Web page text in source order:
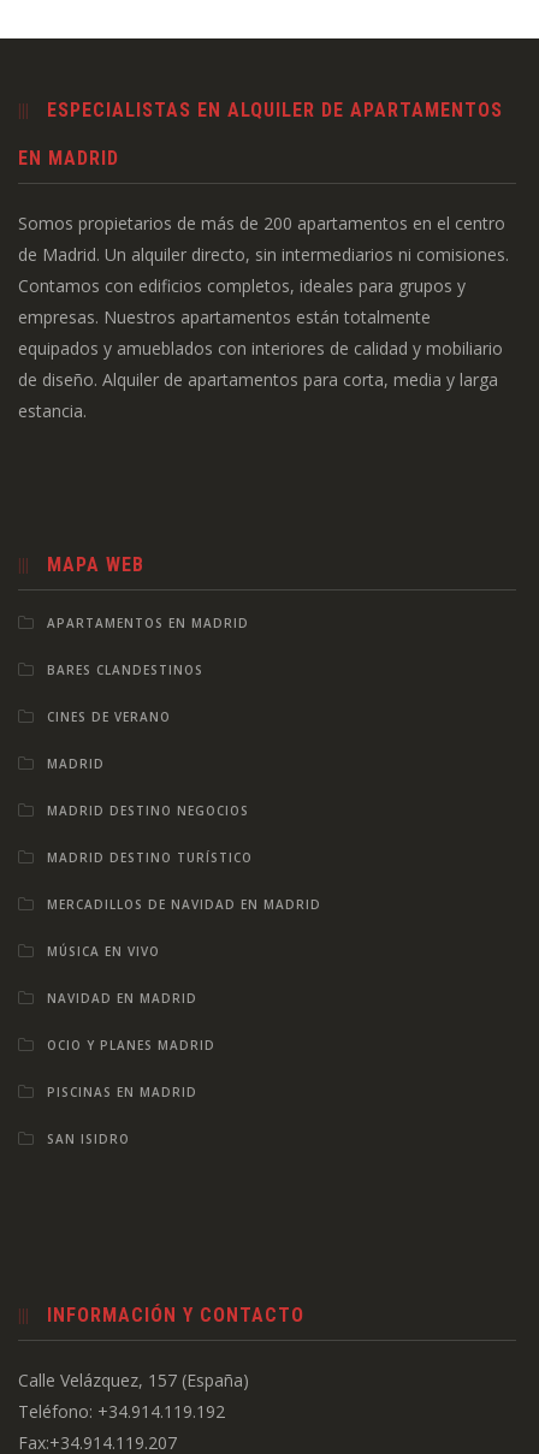
ESPECIALISTAS EN ALQUILER DE APARTAMENTOS
EN MADRID
Somos propietarios de más de 200 apartamentos en el centro
de Madrid. Un alquiler directo, sin intermediarios ni comisiones.
Contamos con edificios completos, ideales para grupos y
empresas. Nuestros apartamentos están totalmente
equipados y amueblados con interiores de calidad y mobiliario
de diseño. Alquiler de apartamentos para corta, media y larga
estancia.
MAPA WEB
APARTAMENTOS EN MADRID
BARES CLANDESTINOS
CINES DE VERANO
MADRID
MADRID DESTINO NEGOCIOS
MADRID DESTINO TURÍSTICO
MERCADILLOS DE NAVIDAD EN MADRID
MÚSICA EN VIVO
NAVIDAD EN MADRID
OCIO Y PLANES MADRID
PISCINAS EN MADRID
SAN ISIDRO
INFORMACIÓN Y CONTACTO
Calle Velázquez, 157 (España)
Teléfono: +34.914.119.192
Fax:+34.914.119.207